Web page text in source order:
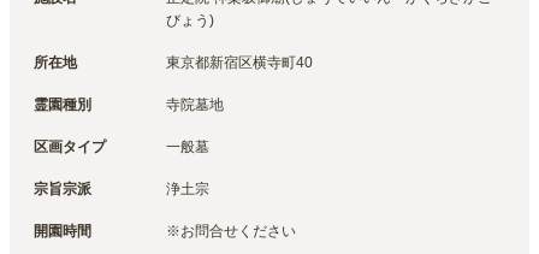
びょう)
所在地 東京都新宿区横寺町40
霊園種別 寺院墓地
区画タイプ 一般墓
宗旨宗派 浄土宗
開園時間 ※お問合せください